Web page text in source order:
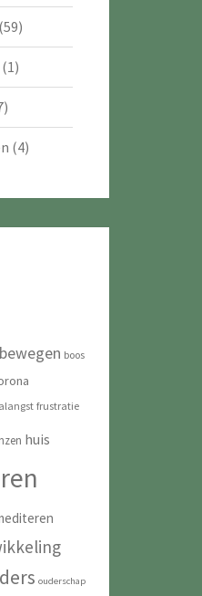
(1)
(4)
bewegen boos
frustratie
huis
ouderschap